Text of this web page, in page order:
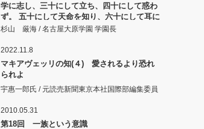
学に志し、三十にして立ち、四十にして惑わ
ず。 五十にして天命を知り、六十にして耳に
従い、 七十にして心の欲するところに従いて
杉山 厳海 / 名古屋大原学園 学園長
2022.11.8
マキアヴェッリの知(４) 愛されるより恐れ
られよ
宇惠一郎氏 / 元読売新聞東京本社国際部編集委員
2010.05.31
第18回 一族という意識